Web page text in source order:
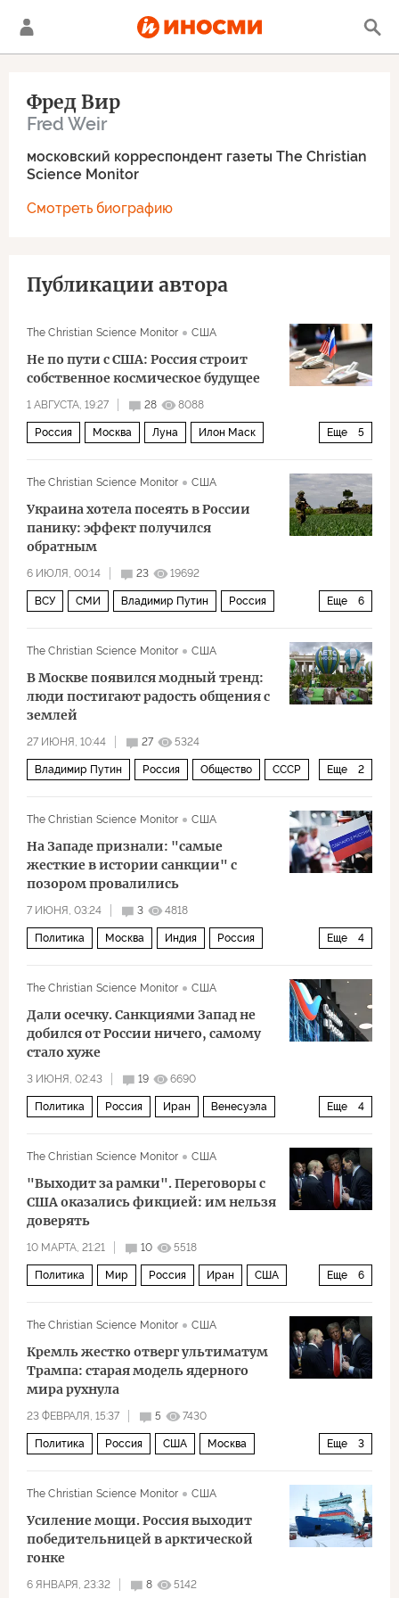
Фред Вир
Fred Weir
московский корреспондент газеты The Christian
Science Monitor
Смотреть биографию
Публикации автора
The Christian Science Monitor США
Не по пути с США: Россия строит
собственное космическое будущее
1 АВГУСТА, 19:27 28 8088
Еще 5
Россия Москва Луна Илон Маск
The Christian Science Monitor
США
Украина хотела посеять в России
панику: эффект получился
обратным
6 ИЮЛЯ, 00:14 23 19692
Еще 6
ВСУ СМИ Владимир Путин Россия
The Christian Science Monitor США
В Москве появился модный тренд:
люди постигают радость общения с
землей
27 ИЮНЯ, 10:44 27 5324
Еще 2
Владимир Путин Россия Общество СССР
The Christian Science Monitor
США
На Западе признали: "самые
жесткие в истории санкции" с
позором провалились
7 ИЮНЯ, 03:24 3 4818
Еще 4
Политика Москва Индия Россия
Airbus Boeing
The Christian Science Monitor США
Дали осечку. Санкциями Запад не
добился от России ничего, самому
стало хуже
3 ИЮНЯ, 02:43 19 6690
Еще 4
Политика Россия Иран Венесуэла
The Christian Science Monitor США
"Выходит за рамки". Переговоры с
США оказались фикцией: им нельзя
доверять
10 МАРТА, 21:21 10 5518
Еще 6
Политика Мир Россия Иран США
Дональд Трамп
The Christian Science Monitor США
Кремль жестко отверг ультиматум
Трампа: старая модель ядерного
мира рухнула
23 ФЕВРАЛЯ, 15:37 5 7430
Еще 3
Политика Россия США Москва
The Christian Science Monitor США
Усиление мощи. Россия выходит
победительницей в арктической
гонке
6 ЯНВАРЯ, 23:32 8 5142